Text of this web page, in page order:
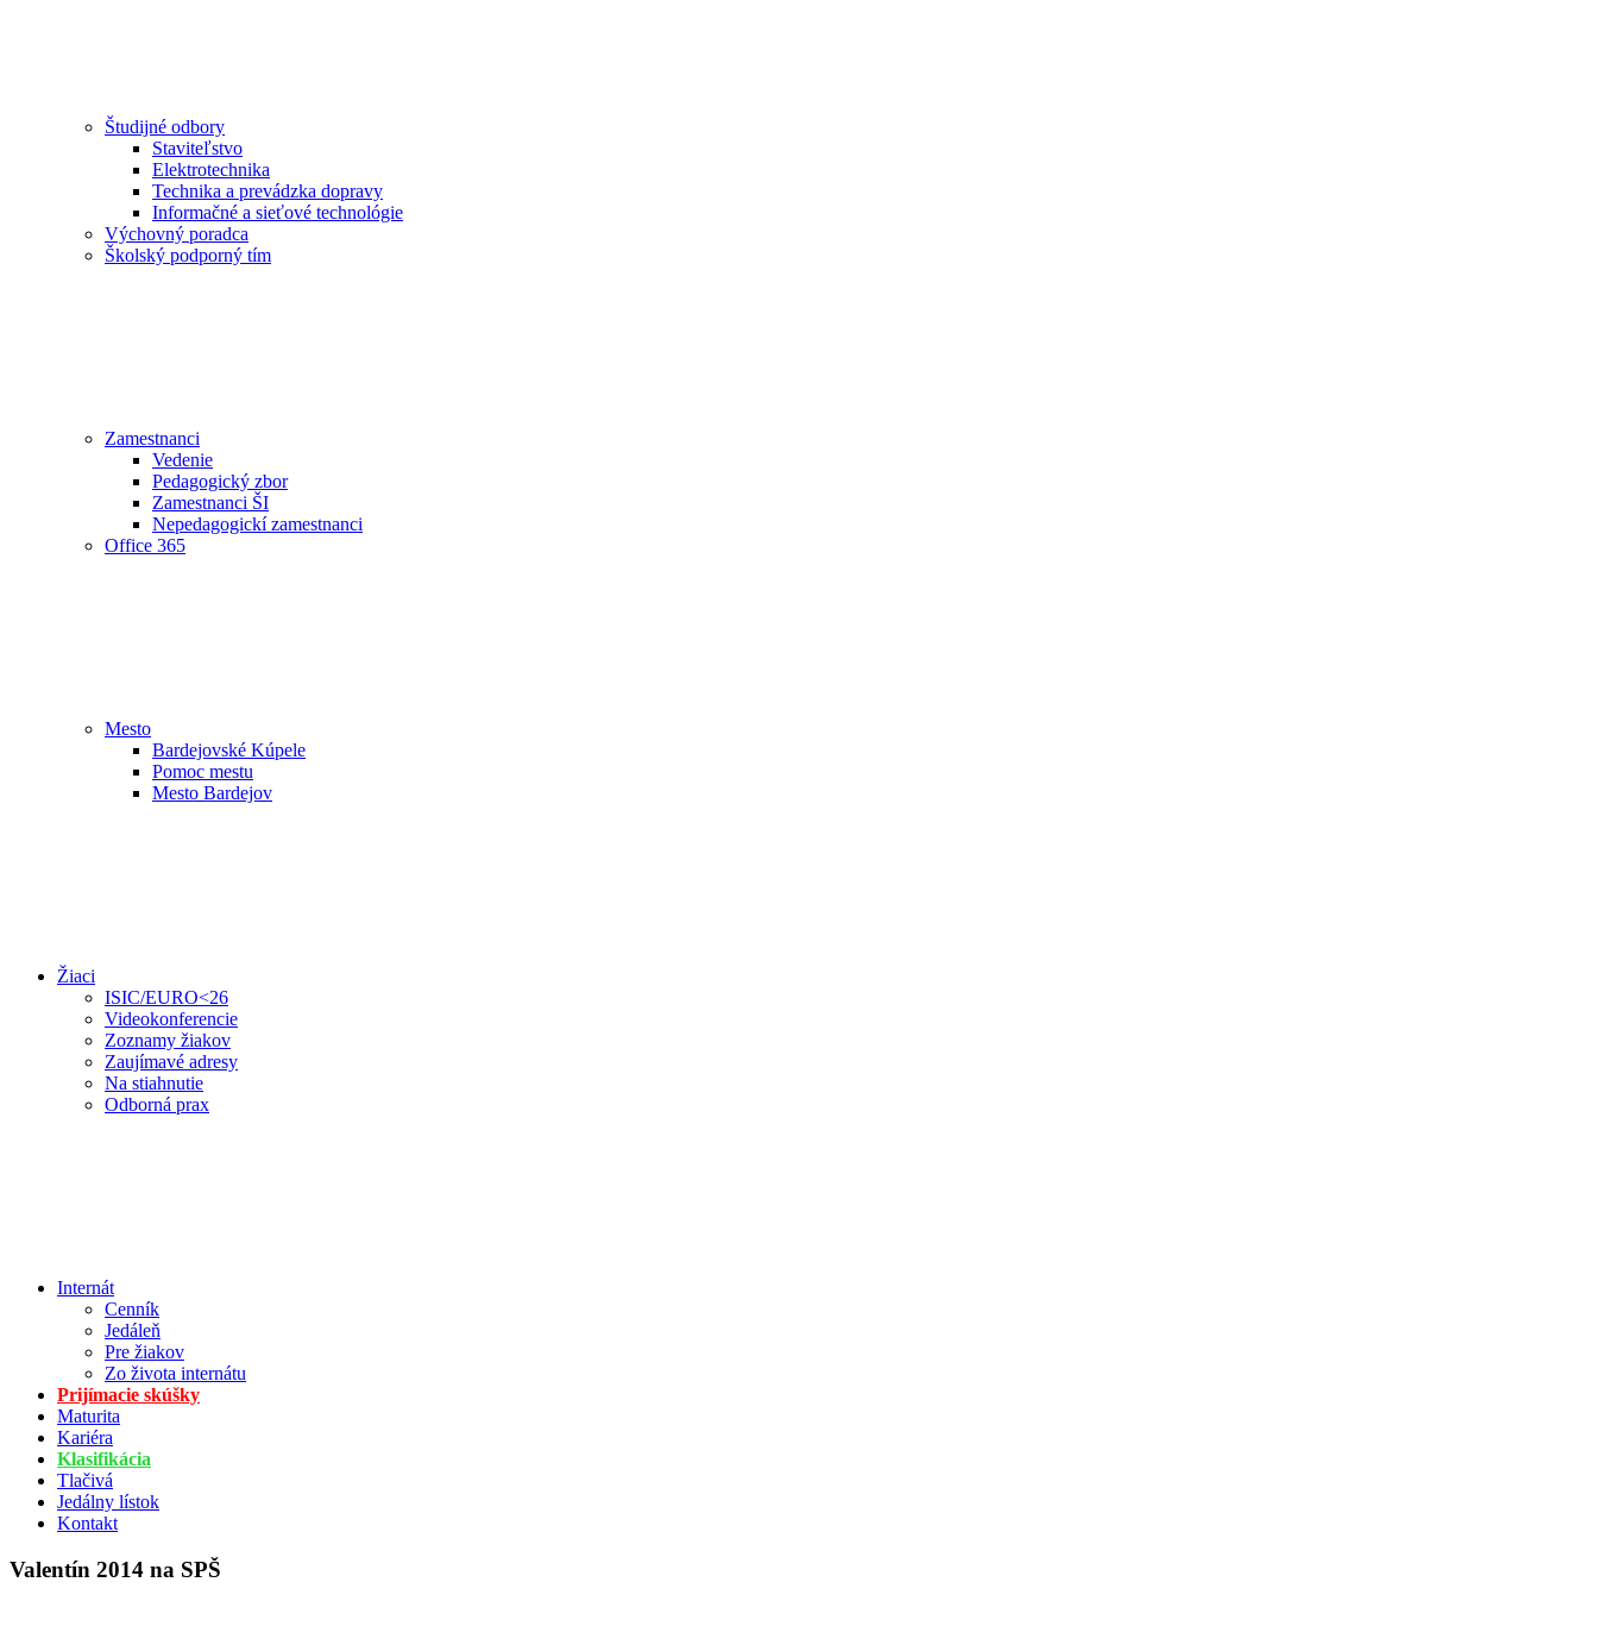
Študijné odbory
Staviteľstvo
Elektrotechnika
Technika a prevádzka dopravy
Informačné a sieťové technológie
Výchovný poradca
Školský podporný tím
Zamestnanci
Vedenie
Pedagogický zbor
Zamestnanci ŠI
Nepedagogickí zamestnanci
Office 365
Mesto
Bardejovské Kúpele
Pomoc mestu
Mesto Bardejov
Žiaci
ISIC/EURO<26
Videokonferencie
Zoznamy žiakov
Zaujímavé adresy
Na stiahnutie
Odborná prax
Internát
Cenník
Jedáleň
Pre žiakov
Zo života internátu
Prijímacie skúšky
Maturita
Kariéra
Klasifikácia
Tlačivá
Jedálny lístok
Kontakt
Valentín 2014 na SPŠ